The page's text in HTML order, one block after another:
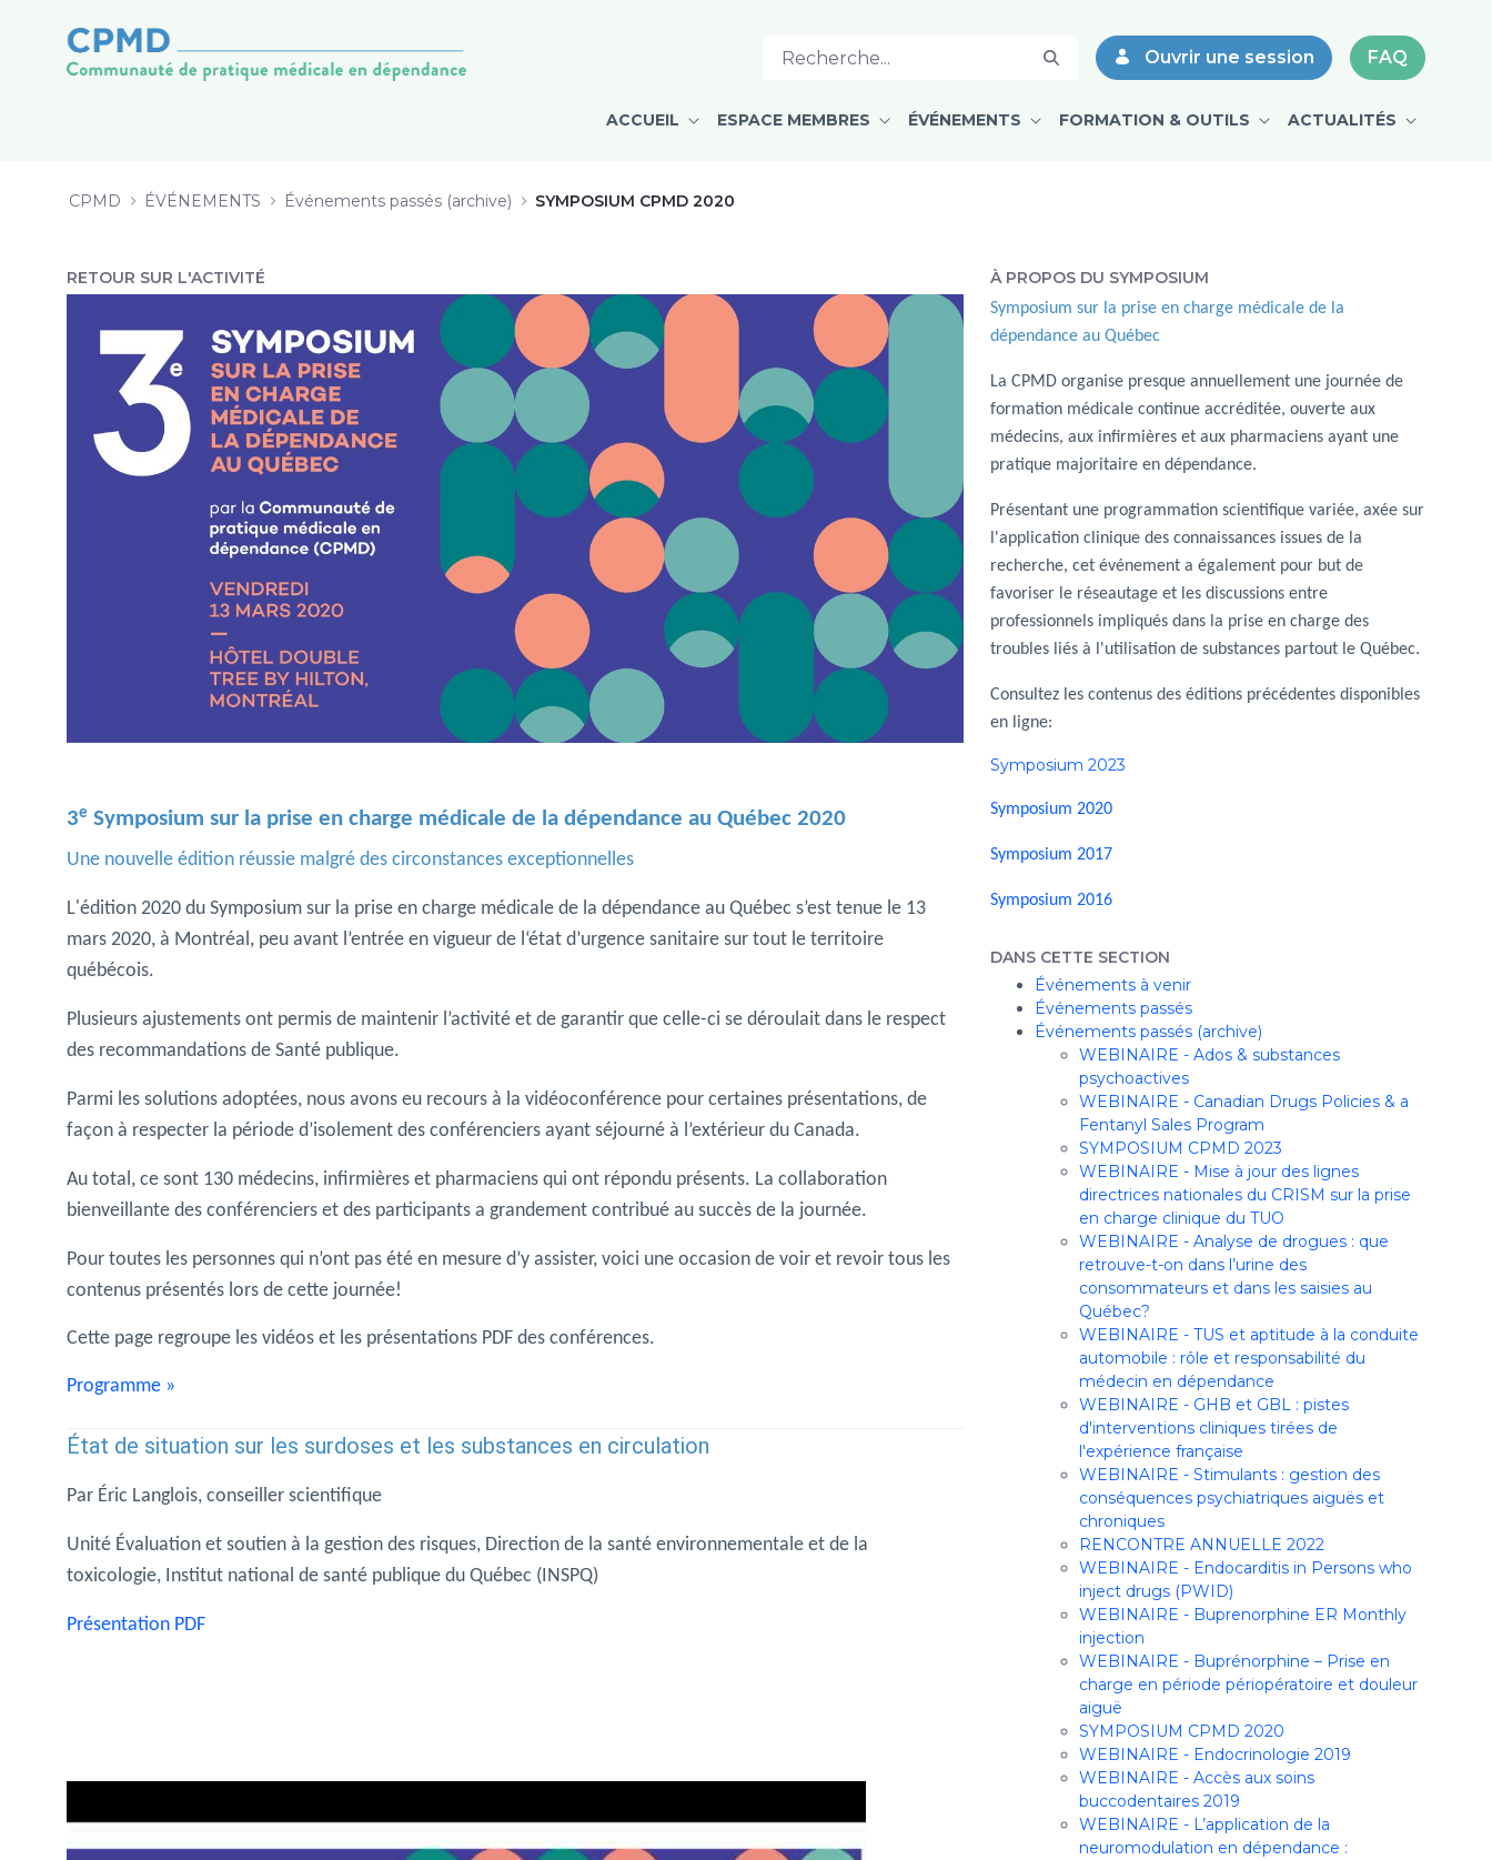
Ouvrir une session FAQ
ACCUEIL ESPACE MEMBRES ÉVÉNEMENTS FORMATION & OUTILS ACTUALITÉS
CPMD ÉVÉNEMENTS Événements passés (archive) SYMPOSIUM CPMD 2020
RETOUR SUR L'ACTIVITÉ
3e Symposium sur la prise en charge médicale de la dépendance au Québec 2020
Une nouvelle édition réussie malgré des circonstances exceptionnelles
L'édition 2020 du Symposium sur la prise en charge médicale de la dépendance au Québec s’est tenue le 13
mars 2020, à Montréal, peu avant l’entrée en vigueur de l‘état d’urgence sanitaire sur tout le territoire
québécois.
Plusieurs ajustements ont permis de maintenir l’activité et de garantir que celle-ci se déroulait dans le respect
des recommandations de Santé publique.
Parmi les solutions adoptées, nous avons eu recours à la vidéoconférence pour certaines présentations, de
façon à respecter la période d’isolement des conférenciers ayant séjourné à l’extérieur du Canada.
Au total, ce sont 130 médecins, infirmières et pharmaciens qui ont répondu présents. La collaboration
bienveillante des conférenciers et des participants a grandement contribué au succès de la journée.
Pour toutes les personnes qui n’ont pas été en mesure d’y assister, voici une occasion de voir et revoir tous les
contenus présentés lors de cette journée!
Cette page regroupe les vidéos et les présentations PDF des conférences.
Programme »
État de situation sur les surdoses et les substances en circulation
Par Éric Langlois, conseiller scientifique
Unité Évaluation et soutien à la gestion des risques, Direction de la santé environnementale et de la
toxicologie, Institut national de santé publique du Québec (INSPQ)
Présentation PDF
À PROPOS DU SYMPOSIUM
Symposium sur la prise en charge médicale de la
dépendance au Québec
La CPMD organise presque annuellement une journée de
formation médicale continue accréditée, ouverte aux
médecins, aux infirmières et aux pharmaciens ayant une
pratique majoritaire en dépendance.
Présentant une programmation scientifique variée, axée sur
l'application clinique des connaissances issues de la
recherche, cet événement a également pour but de
favoriser le réseautage et les discussions entre
professionnels impliqués dans la prise en charge des
troubles liés à l'utilisation de substances partout le Québec.
Consultez les contenus des éditions précédentes disponibles
en ligne:
Symposium 2023
Symposium 2020
Symposium 2017
Symposium 2016
DANS CETTE SECTION
Événements à venir
Événements passés
Événements passés (archive)
WEBINAIRE - Ados & substances
psychoactives
WEBINAIRE - Canadian Drugs Policies & a
Fentanyl Sales Program
SYMPOSIUM CPMD 2023
WEBINAIRE - Mise à jour des lignes
directrices nationales du CRISM sur la prise
en charge clinique du TUO
WEBINAIRE - Analyse de drogues : que
retrouve-t-on dans l’urine des
consommateurs et dans les saisies au
Québec?
WEBINAIRE - TUS et aptitude à la conduite
automobile : rôle et responsabilité du
médecin en dépendance
WEBINAIRE - GHB et GBL : pistes
d'interventions cliniques tirées de
l'expérience française
WEBINAIRE - Stimulants : gestion des
conséquences psychiatriques aiguës et
chroniques
RENCONTRE ANNUELLE 2022
WEBINAIRE - Endocarditis in Persons who
inject drugs (PWID)
WEBINAIRE - Buprenorphine ER Monthly
injection
WEBINAIRE - Buprénorphine – Prise en
charge en période périopératoire et douleur
aiguë
SYMPOSIUM CPMD 2020
WEBINAIRE - Endocrinologie 2019
WEBINAIRE - Accès aux soins
buccodentaires 2019
WEBINAIRE - L’application de la
neuromodulation en dépendance :